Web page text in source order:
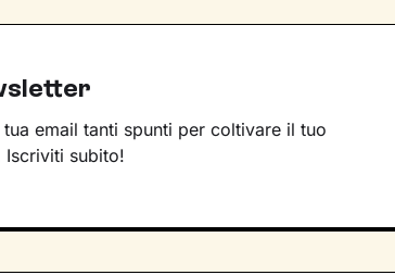
email tanti spunti per coltivare il tuo
Iscriviti subito!